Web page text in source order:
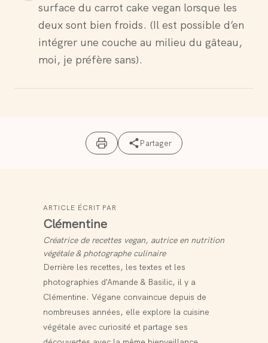
surface du carrot cake vegan lorsque les
deux sont bien froids. (Il est possible d’en
intégrer une couche au milieu du gâteau,
moi, je préfère sans).
Partager
ARTICLE ÉCRIT PAR
Clémentine
Créatrice de recettes vegan, autrice en nutrition
végétale & photographe culinaire
Derrière les recettes, les textes et les
photographies d'Amande & Basilic, il y a
Clémentine. Végane convaincue depuis de
nombreuses années, elle explore la cuisine
végétale avec curiosité et partage ses